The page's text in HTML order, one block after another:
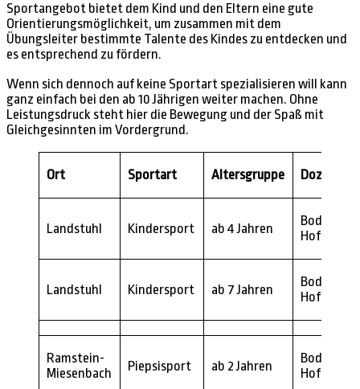
Sportangebot bietet dem Kind und den Eltern eine gute
Orientierungsmöglichkeit, um zusammen mit dem
Übungsleiter bestimmte Talente des Kindes zu entdecken und
es entsprechend zu fördern.
Wenn sich dennoch auf keine Sportart spezialisieren will kann
ganz einfach bei den ab 10 Jährigen weiter machen. Ohne
Leistungsdruck steht hier die Bewegung und der Spaß mit
Gleichgesinnten im Vordergrund.
Ort Sportart Altersgruppe Dozent
Landstuhl Kindersport ab 4 Jahren
Bodo
Hoffmann
Landstuhl Kindersport ab 7 Jahren
Bodo
Hoffmann
Ramstein-
Miesenbach
Piepsisport ab 2 Jahren
Bodo
Hoffmann